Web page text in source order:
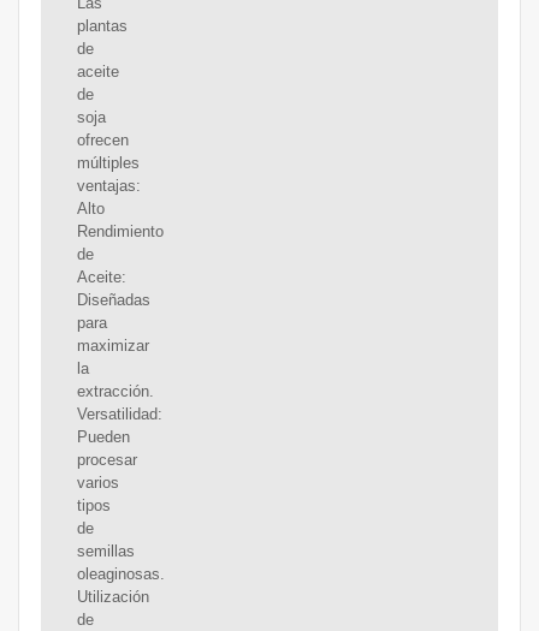
plantas
de
aceite
de
soja
ofrecen
múltiples
ventajas:
Alto
Rendimiento
de
Aceite:
Diseñadas
para
maximizar
la
extracción.
Versatilidad:
Pueden
procesar
varios
tipos
de
semillas
oleaginosas.
Utilización
de